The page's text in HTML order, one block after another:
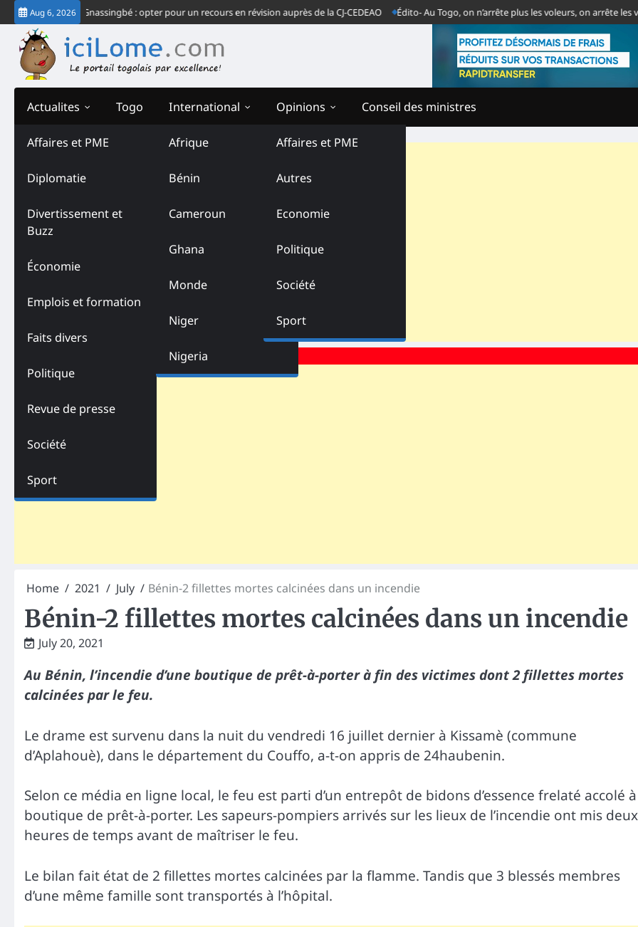
Skip
to
content
Aug 6, 2026
du système Gnassingbé : opter pour un recours en révision auprès de la CJ-CEDEAO Édito- Au Togo, on n’arrête plus les voleurs, on arrête les
Actualites
Affaires et PME
Diplomatie
Divertissement et
Buzz
Économie
Emplois et formation
Faits divers
Politique
Revue de presse
Société
Sport
Togo International
Afrique
Bénin
Cameroun
Ghana
Monde
Niger
Nigeria
Opinions
Affaires et PME
Autres
Economie
Politique
Société
Sport
Conseil des ministres
Home 2021 July Bénin-2 fillettes mortes calcinées dans un incendie
Bénin-2 fillettes mortes calcinées dans un incendie
July 20, 2021
Au Bénin, l’incendie d’une boutique de prêt-à-porter à fin des victimes dont 2 fillettes mortes
calcinées par le feu.
Le drame est survenu dans la nuit du vendredi 16 juillet dernier à Kissamè (commune
d’Aplahouè), dans le département du Couffo, a-t-on appris de 24haubenin.
Selon ce média en ligne local, le feu est parti d’un entrepôt de bidons d’essence frelaté accolé
boutique de prêt-à-porter. Les sapeurs-pompiers arrivés sur les lieux de l’incendie ont mis deux
heures de temps avant de maîtriser le feu.
Le bilan fait état de 2 fillettes mortes calcinées par la flamme. Tandis que 3 blessés membres
d’une même famille sont transportés à l’hôpital.